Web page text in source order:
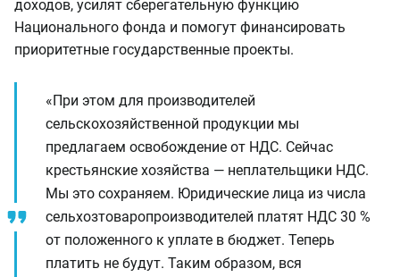
доходов, усилят сберегательную функцию
Национального фонда и помогут финансировать
приоритетные государственные проекты.
«При этом для производителей
сельскохозяйственной продукции мы
предлагаем освобождение от НДС. Сейчас
крестьянские хозяйства — неплательщики НДС.
Мы это сохраняем. Юридические лица из числа
сельхозтоваропроизводителей платят НДС 30 %
от положенного к уплате в бюджет. Теперь
платить не будут. Таким образом, вся